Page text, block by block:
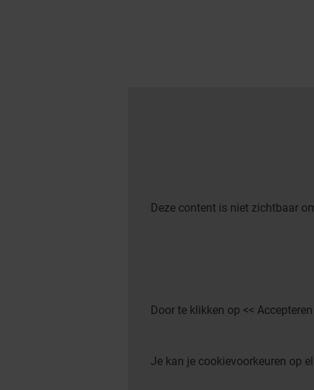
Deze content is niet zichtbaar
Door te klikken op <<
Je kan je cookievoorkeuren op